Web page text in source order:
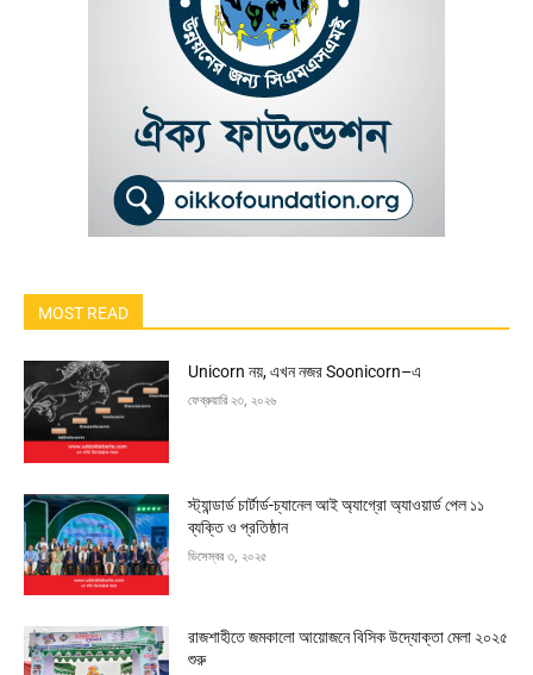
MOST READ
Unicorn নয়, এখন নজর Soonicorn–এ
ফেব্রুয়ারি ২৩, ২০২৬
স্ট্যান্ডার্ড চার্টার্ড-চ্যানেল আই অ্যাগ্রো অ্যাওয়ার্ড পেল ১১
ব্যক্তি ও প্রতিষ্ঠান
ডিসেম্বর ৩, ২০২৫
রাজশাহীতে জমকালো আয়োজনে বিসিক উদ্যোক্তা মেলা ২০২৫
শুরু